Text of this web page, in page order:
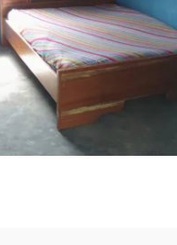
BILD ANZEIGEN